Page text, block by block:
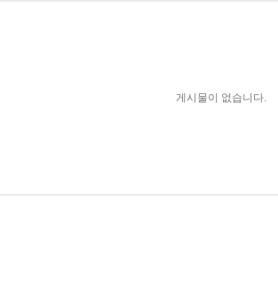
게시물이 없습니다.